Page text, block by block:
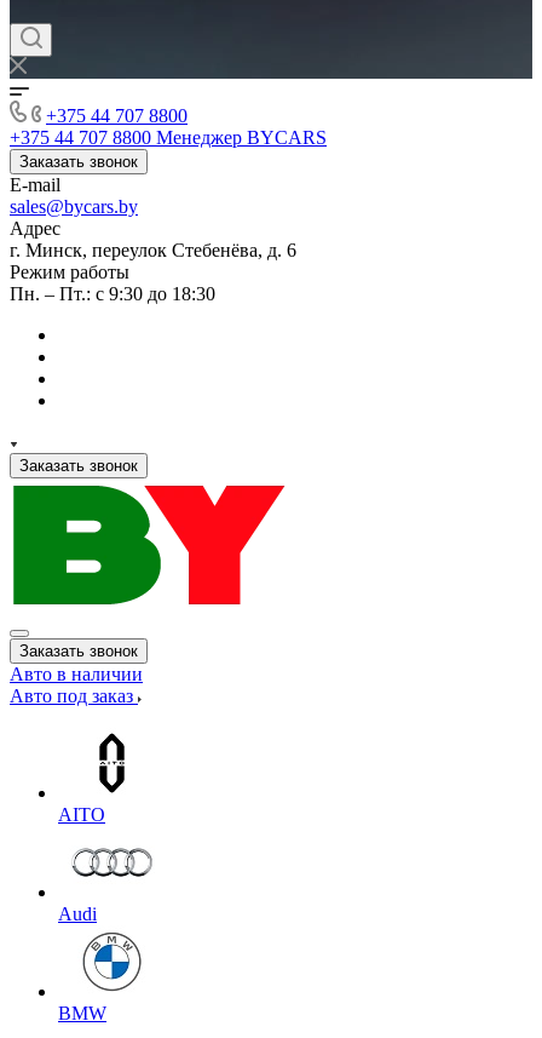
+375 44 707 8800
+375 44 707 8800 Менеджер BYCARS
Заказать звонок
E-mail
sales@bycars.by
Адрес
г. Минск, переулок Стебенёва, д. 6
Режим работы
Пн. – Пт.: с 9:30 до 18:30
Заказать звонок
Заказать звонок
Авто в наличии
Авто под заказ
AITO
Audi
BMW